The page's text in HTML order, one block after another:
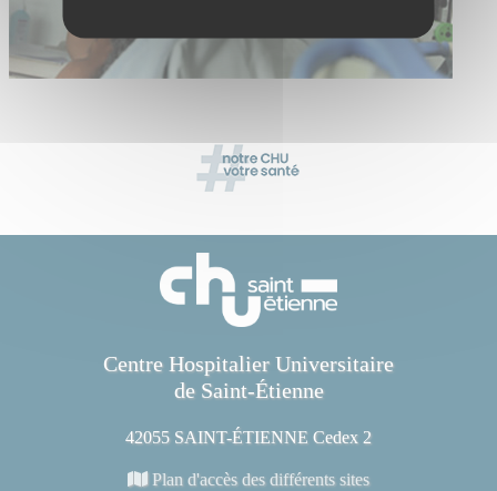
Centre Hospitalier Universitaire
de Saint-Étienne
42055 SAINT-ÉTIENNE Cedex 2
Plan d'accès des différents sites